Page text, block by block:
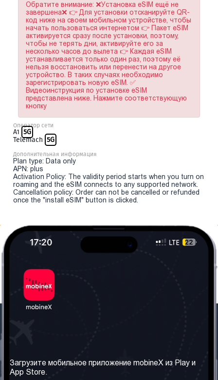
Обратите внимание: ❌Установка eSIM ещё не
завершена❌ 👉 Для установки отсканируйте QR-
код ниже на своем мобильном устройстве, чтобы
начать пользоваться интернетом 👉 Пакет eSIM
активируется сразу после установки, поэтому,
чтобы не терять дни, активируйте его за
несколько часов до вылета 👉 Каждая eSIM
устанавливается только один раз, поэтому её
нельзя восстановить или перенести на другое
устройство. В таких случаях необходимо
зарегистрировать новую eSIM. ✅
Видеоинструкция по установке eSIM
представлена ниже. Нажмите соответствующую
кнопку
Оператор сети
A1 5G
Telemach 5G
Дополнительная информация
Plan type: Data only
APN: plus
Activation Policy: The validity period starts when you turn on
roaming and the eSIM connects to any supported network.
Cancellation policy: Order can not be cancelled or refunded
once the "install eSIM" button is clicked.
Наши сервисы
Правила и Условия
Загрузите мобильное приложение mobineX из Play и
App Store.